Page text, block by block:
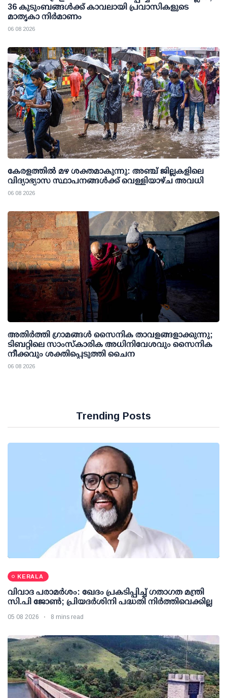
36 കുടുംബങ്ങള്‍ക്ക് കാവലായി പ്രവാസികളുടെ
മാതൃകാ നിര്‍മാണം
06 08 2026
കേരളത്തില്‍ മഴ ശക്തമാകുന്നു: അഞ്ച് ജില്ലകളിലെ
വിദ്യാഭ്യാസ സ്ഥാപനങ്ങള്‍ക്ക് വെള്ളിയാഴ്ച അവധി
06 08 2026
അതിര്‍ത്തി ഗ്രാമങ്ങള്‍ സൈനിക താവളങ്ങളാക്കുന്നു;
ടിബറ്റിലെ സാംസ്‌കാരിക അധിനിവേശവും സൈനിക
നീക്കവും ശക്തിപ്പെടുത്തി ചൈന
06 08 2026
Trending Posts
KERALA
വിവാദ പരാമര്‍ശം: ഖേദം പ്രകടിപ്പിച്ച് ഗതാഗത മന്ത്രി
സി.പി ജോണ്‍; പ്രിയദര്‍ശിനി പദ്ധതി നിര്‍ത്തിവെക്കില്ല
05 08 2026 8 mins read